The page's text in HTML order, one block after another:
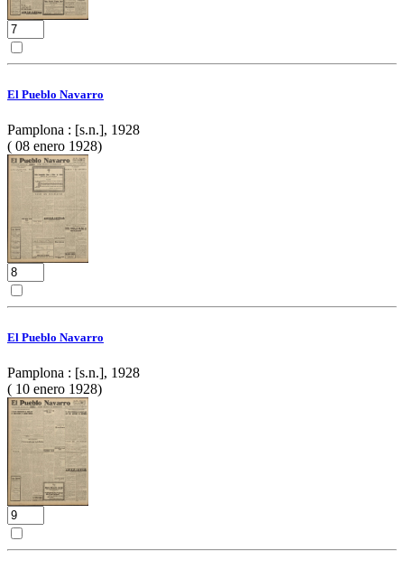
El Pueblo Navarro
Pamplona : [s.n.], 1928
( 08 enero 1928)
El Pueblo Navarro
Pamplona : [s.n.], 1928
( 10 enero 1928)